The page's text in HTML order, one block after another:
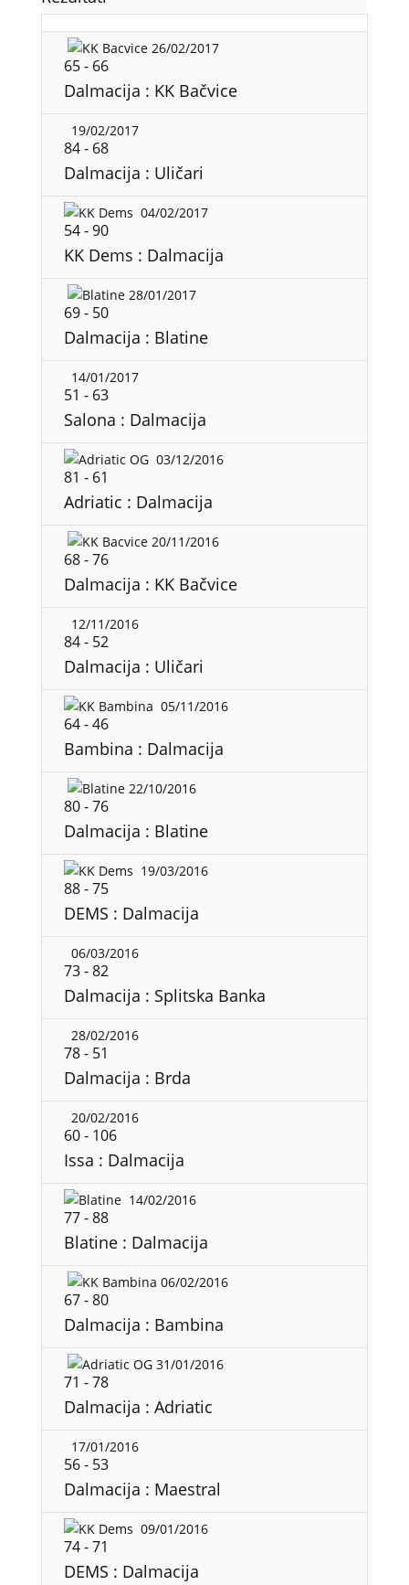
26/02/2017
65- 66
Dalmacija : KK Bačvice
19/02/2017
84- 68
Dalmacija : Uličari
04/02/2017
54-90
KK Dems : Dalmacija
28/01/2017
69- 50
Dalmacija : Blatine
14/01/2017
51 - 63
Salona : Dalmacija
03/12/2016
81 - 61
Adriatic : Dalmacija
20/11/2016
68-76
Dalmacija : KK Bačvice
12/11/2016
84- 52
Dalmacija : Uličari
05/11/2016
64-46
Bambina : Dalmacija
22/10/2016
80-76
Dalmacija : Blatine
19/03/2016
88-75
DEMS : Dalmacija
06/03/2016
73-82
Dalmacija : Splitska Banka
28/02/2016
78- 51
Dalmacija : Brda
20/02/2016
60- 106
Issa : Dalmacija
14/02/2016
77-88
Blatine : Dalmacija
06/02/2016
67-80
Dalmacija : Bambina
31/01/2016
71 -78
Dalmacija : Adriatic
17/01/2016
56- 53
Dalmacija : Maestral
09/01/2016
74-71
DEMS : Dalmacija